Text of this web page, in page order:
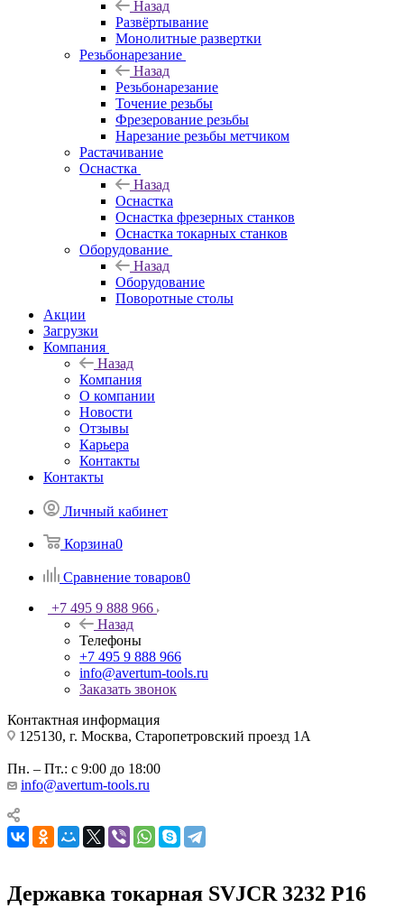
Назад
Развёртывание
Монолитные развертки
Резьбонарезание
Назад
Резьбонарезание
Точение резьбы
Фрезерование резьбы
Нарезание резьбы метчиком
Растачивание
Оснастка
Назад
Оснастка
Оснастка фрезерных станков
Оснастка токарных станков
Оборудование
Назад
Оборудование
Поворотные столы
Акции
Загрузки
Компания
Назад
Компания
О компании
Новости
Отзывы
Карьера
Контакты
Контакты
Личный кабинет
Корзина0
Сравнение товаров0
+7 495 9 888 966
Назад
Телефоны
+7 495 9 888 966
info@avertum-tools.ru
Заказать звонок
Контактная информация
125130, г. Москва, Старопетровский проезд 1А
Пн. – Пт.: с 9:00 до 18:00
info@avertum-tools.ru
Державка токарная SVJCR 3232 P16